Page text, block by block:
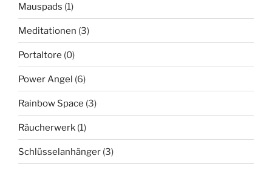
Mauspads (1)
Meditationen (3)
Portaltore (0)
Power Angel (6)
Rainbow Space (3)
Räucherwerk (1)
Schlüsselanhänger (3)